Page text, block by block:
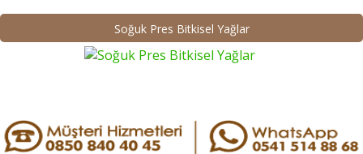
Soğuk Pres Bitkisel Yağlar